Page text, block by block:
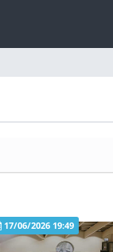
17/06/2026 19:49